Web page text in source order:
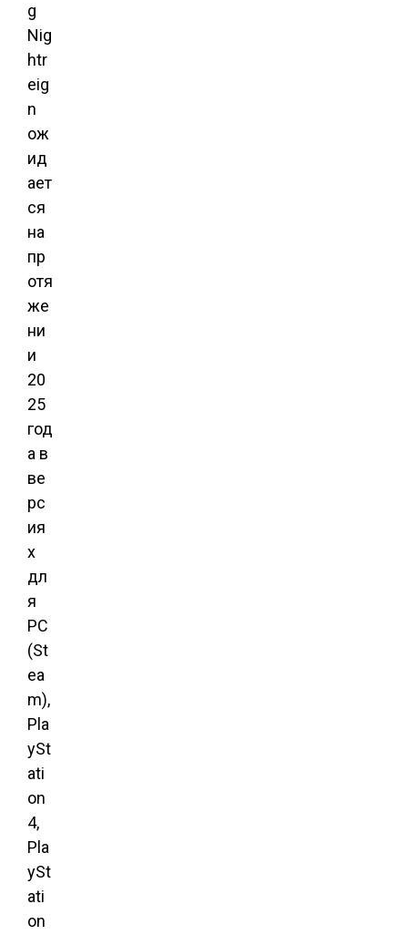
g
Nig
htr
eig
n
ож
ид
ает
ся
на
пр
отя
же
ни
и
20
25
год
а в
ве
рс
ия
х
дл
я
PC
(St
ea
m),
Pla
ySt
ati
on
4,
Pla
ySt
ati
on